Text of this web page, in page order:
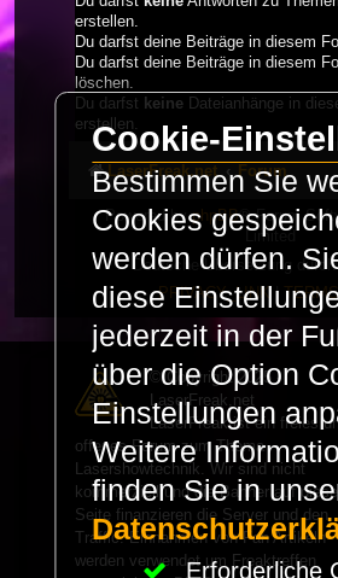
erstellen.
Du darfst deine Beiträge in diesem
Du darfst deine Beiträge in diesem
löschen.
Du darfst keine Dateianhänge in
erstellen.
LaserFreak.net Forum
Powered byphpBB® Forum
Limited
Deutsche Übersetzung
PRIVACY_LINK |
© Copyright 2025 -
LaserFreak.net
LaserFreak ist ein freies
offenes Forum zum Thema
Lasershowtechnik. Wir sind nicht
kommerziell und die Banner auf
Seite finanzieren die Server und den
Traffic. Einnahmen von Fan Artikeln
werden verwendet um Freaktreffen
Cookie-
Bestimmen Sie
Cookies
werden dürfen.
diese
jederzeit in der
über die Option
Einstellungen
Weitere
finden Sie in
Erforderliche